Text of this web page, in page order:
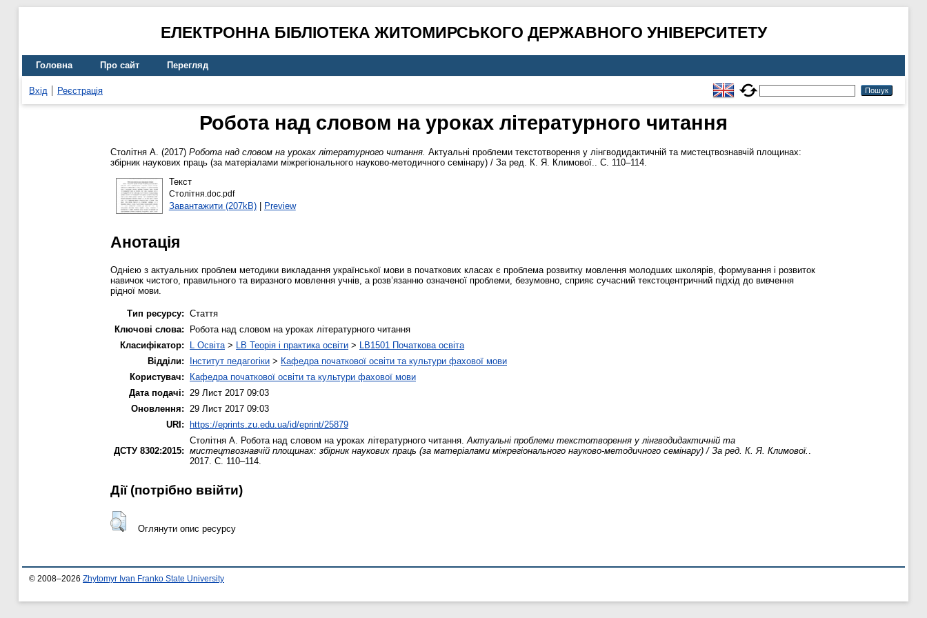
ЕЛЕКТРОННА БІБЛІОТЕКА ЖИТОМИРСЬКОГО ДЕРЖАВНОГО УНІВЕРСИТЕТУ
Головна Про сайт Перегляд
Вхід Реєстрація
Робота над словом на уроках літературного читання
Столітня А. (2017) Робота над словом на уроках літературного читання. Актуальні проблеми текстотворення у лінгводидактичній та мистецтвознавчій площинах:
збірник наукових праць (за матеріалами міжрегіонального науково-методичного семінару) / За ред. К. Я. Климової.. С. 110–114.
Текст
Столітня.doc.pdf
Завантажити (207kB)| Preview
Анотація
Однією з актуальних проблем методики викладання української мови в початкових класах є проблема розвитку мовлення молодших школярів, формування і розвиток
навичок чистого, правильного та виразного мовлення учнів, а розв’язанню означеної проблеми, безумовно, сприяє сучасний текстоцентричний підхід до вивчення
рідної мови.
Тип ресурсу: Стаття
Ключові слова:
Робота над словом на уроках літературного читання
Класифікатор:
L Освіта > LB Теорія і практика освіти > LB1501 Початкова освіта
Відділи:
Інститут педагогіки > Кафедра початкової освіти та культури фахової мови
Користувач:
Кафедра початкової освіти та культури фахової мови
Дата подачі:
29 Лист 2017 09:03
Оновлення:
29 Лист 2017 09:03
URI: https://eprints.zu.edu.ua/id/eprint/25879
ДСТУ 8302:2015:
Столітня А. Робота над словом на уроках літературного читання. Актуальні проблеми текстотворення у лінгводидактичній та
мистецтвознавчій площинах: збірник наукових праць (за матеріалами міжрегіонального науково-методичного семінару) / За ред. К. Я. Климової.
2017. С. 110–114.
Дії ​​(потрібно ввійти)
Оглянути опис ресурсу
© 2008–2026 Zhytomyr Ivan Franko State University